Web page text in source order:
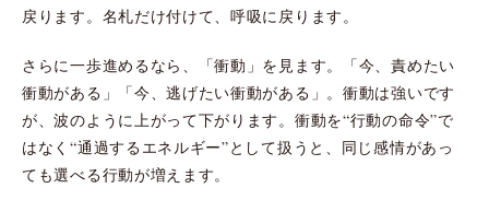
戻ります。名札だけ付けて、呼吸に戻ります。
さらに一歩進めるなら、「衝動」を見ます。「今、責めたい
衝動がある」「今、逃げたい衝動がある」。衝動は強いです
が、波のように上がって下がります。衝動を“行動の命令”で
はなく“通過するエネルギー”として扱うと、同じ感情があっ
ても選べる行動が増えます。